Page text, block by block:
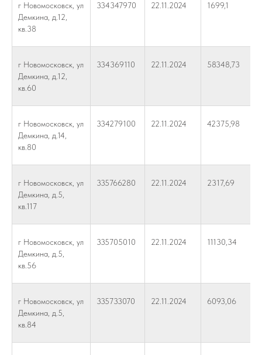
г Новомосковск, ул
Демкина, д.12,
кв.38
334347970 22.11.2024 1699,1
г Новомосковск, ул
Демкина, д.12,
кв.60
334369110 22.11.2024 58348,73
г Новомосковск, ул
Демкина, д.14,
кв.80
334279100 22.11.2024 42375,98
г Новомосковск, ул
Демкина, д.5,
кв.117
335766280 22.11.2024 2317,69
г Новомосковск, ул
Демкина, д.5,
кв.56
335705010 22.11.2024 11130,34
г Новомосковск, ул
Демкина, д.5,
кв.84
335733070 22.11.2024 6093,06